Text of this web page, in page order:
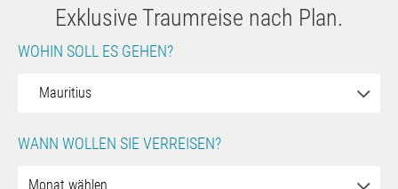
Exklusive Traumreise nach Plan.
WOHIN SOLL ES GEHEN?
WANN WOLLEN SIE VERREISEN?